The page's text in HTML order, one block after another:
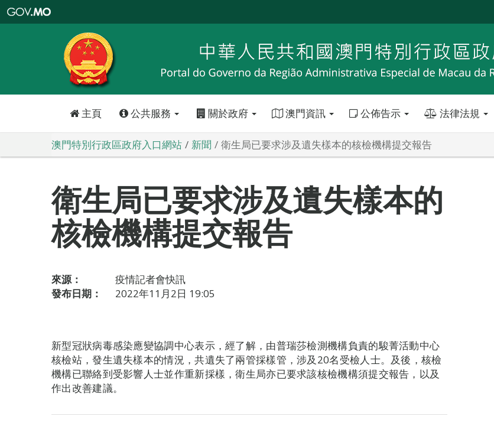
特
政
區
政
口
主頁 公共服務 關於政府 澳門資訊 公佈告示 法律法規
澳門特別行政區政府入口網站 新聞 衛生局已要求涉及遺失樣本的核檢機構提交報告
衛生局已要求涉及遺失樣本的
核檢機構提交報告
來源：
疫情記者會快訊
發布日期：
2022年11月2日 19:05
新型冠狀病毒感染應變協調中心表示，經了解，由普瑞莎檢測機構負責的駿菁活動中心
核檢站，發生遺失樣本的情況，共遺失了兩管採樣管，涉及20名受檢人士。及後，核檢
機構已聯絡到受影響人士並作重新採樣，衛生局亦已要求該核檢機構須提交報告，以及
作出改善建議。